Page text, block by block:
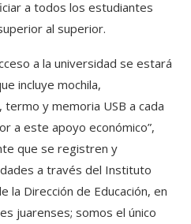
a todos los estudiantes
al superior.
a la universidad se estará
incluye mochila,
y memoria USB a cada
a este apoyo económico”,
que se registren y
a través del Instituto
la Dirección de Educación, en
juarenses; somos el único